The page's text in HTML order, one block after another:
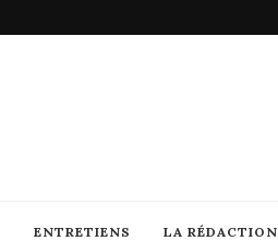
ENTRETIENS LA RÉDACTION